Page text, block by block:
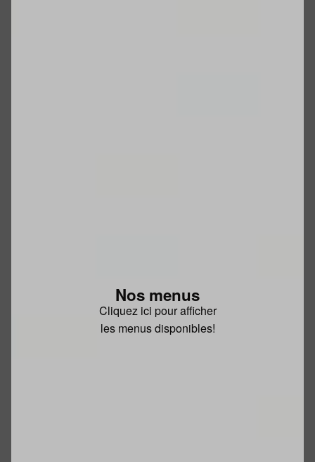
Nos menus
Cliquez ici pour afficher
les menus disponibles!